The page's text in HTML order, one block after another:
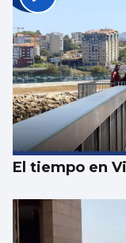
Un hombre se
Redondela
El tiempo en